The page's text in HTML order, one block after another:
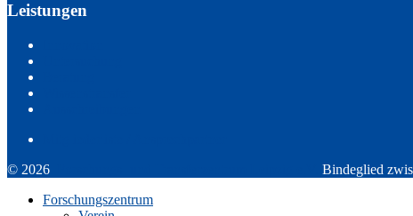
Leistungen
© 2026
Bindeglied
Forschungszentrum